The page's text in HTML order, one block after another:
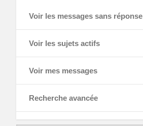
Voir les messages sans réponse
Voir les sujets actifs
Voir mes messages
Recherche avancée